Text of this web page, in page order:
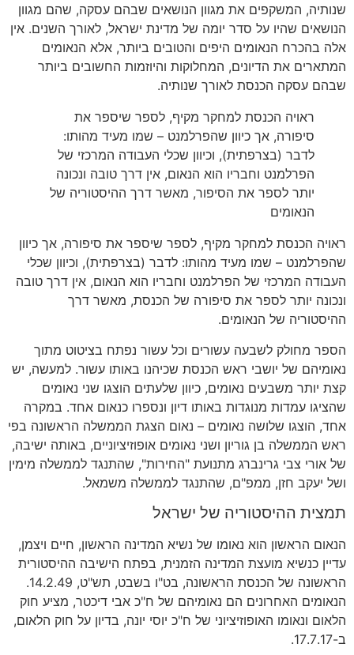
שנותיה, המשקפים את מגוון הנושאים שבהם עסקה, שהם מגוון
הנושאים שהיו על סדר יומה של מדינת ישראל, לאורך השנים. אין
אלה בהכרח הנאומים היפים והטובים ביותר, אלא הנאומים
המתארים את הדיונים, המחלוקות והיוזמות החשובים ביותר
שבהם עסקה הכנסת לאורך שנותיה.
ראויה הכנסת למחקר מקיף, לספר שיספר את
סיפורה, אך כיוון שהפרלמנט – שמו מעיד מהותו:
לדבר (בצרפתית), וכיוון שכלי העבודה המרכזי של
הפרלמנט וחבריו הוא הנאום, אין דרך טובה ונכונה
יותר לספר את הסיפור, מאשר דרך ההיסטוריה של
הנאומים
ראויה הכנסת למחקר מקיף, לספר שיספר את סיפורה, אך כיוון
שהפרלמנט – שמו מעיד מהותו: לדבר (בצרפתית), וכיוון שכלי
העבודה המרכזי של הפרלמנט וחבריו הוא הנאום, אין דרך טובה
ונכונה יותר לספר את סיפורה של הכנסת, מאשר דרך
ההיסטוריה של הנאומים.
הספר מחולק לשבעה עשורים וכל עשור נפתח בציטוט מתוך
נאומיהם של יושבי ראש הכנסת שכיהנו באותו עשור. למעשה, יש
קצת יותר משבעים נאומים, כיוון שלעתים הוצגו שני נאומים
שהציגו עמדות מנוגדות באותו דיון ונספרו כנאום אחד. במקרה
אחד, הוצגו שלושה נאומים – נאום הצגת הממשלה הראשונה בפי
ראש הממשלה בן גוריון ושני נאומים אופוזיציוניים, באותה ישיבה,
של אורי צבי גרינברג מתנועת "החירות", שהתנגד לממשלה מימין
ושל יעקב חזן, ממפ"ם, שהתנגד לממשלה משמאל.
תמצית ההיסטוריה של ישראל
הנאום הראשון הוא נאומו של נשיא המדינה הראשון, חיים ויצמן,
עדיין כנשיא מועצת המדינה הזמנית, בפתח הישיבה ההיסטורית
הראשונה של הכנסת הראשונה, בט"ו בשבט, תש"ט, 14.2.49.
הנאומים האחרונים הם נאומיהם של ח"כ אבי דיכטר, מציע חוק
הלאום ונאומו האופוזיציוני של ח"כ יוסי יונה, בדיון על חוק הלאום,
ב-17.7.17.